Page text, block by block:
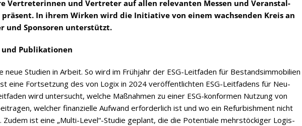
Ver­tre­te­rin­nen und Ver­tre­ter aufallen rele­van­ten Mes­sen und Ver­an­stal­
In ihrem Wir­ken wird die Initia­tive von einem wach­sen­den Kreis an
und Spon­so­ren unterstützt.
und Publikationen
neue Stu­dien in Arbeit. So wird im Früh­jahr der ESG-Leit­fa­den für Bestands­im­mo­bi­lien
eine Fort­set­zung des von Logix in 2024 ver­öf­fent­lich­ten ESG-Leit­fa­dens für Neu­
wird unter­sucht, wel­che Maß­nah­men zu einer ESG-kon­for­men Nut­zung von
wel­cher finan­zi­elle Auf­wand erfor­der­lich ist und wo ein Refur­bish­ment nicht
ist eine „Multi-Level“-Studie geplant, die die Poten­tiale mehr­stö­cki­ger Logis­